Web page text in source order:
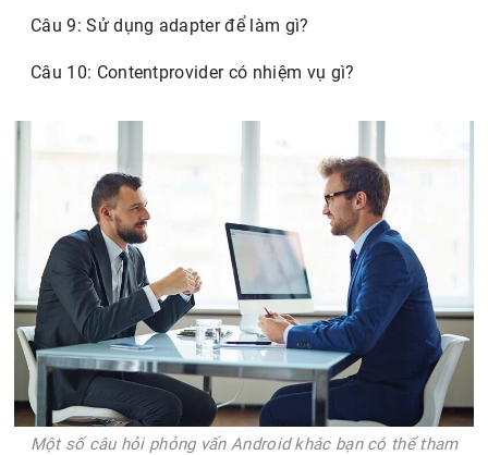
Câu 9: Sử dụng adapter để làm gì?
Câu 10: Contentprovider có nhiệm vụ gì?
Một số câu hỏi phỏng vấn Android khác bạn có thể tham